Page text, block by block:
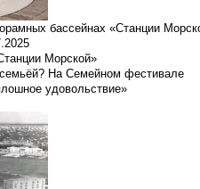
бассейнах «Станции
Морской»
На Семейном фестивале
удовольствие»